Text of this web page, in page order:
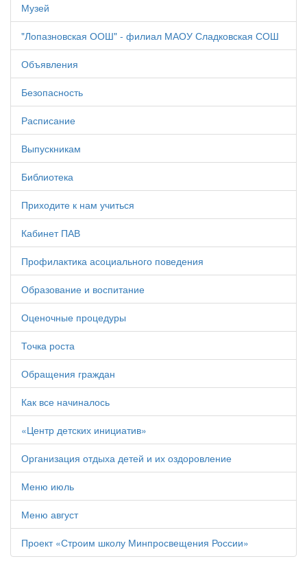
Музей
"Лопазновская ООШ" - филиал МАОУ Сладковская СОШ
Объявления
Безопасность
Расписание
Выпускникам
Библиотека
Приходите к нам учиться
Кабинет ПАВ
Профилактика асоциального поведения
Образование и воспитание
Оценочные процедуры
Точка роста
Обращения граждан
Как все начиналось
«Центр детских инициатив»
Организация отдыха детей и их оздоровление
Меню июль
Меню август
Проект «Строим школу Минпросвещения России»